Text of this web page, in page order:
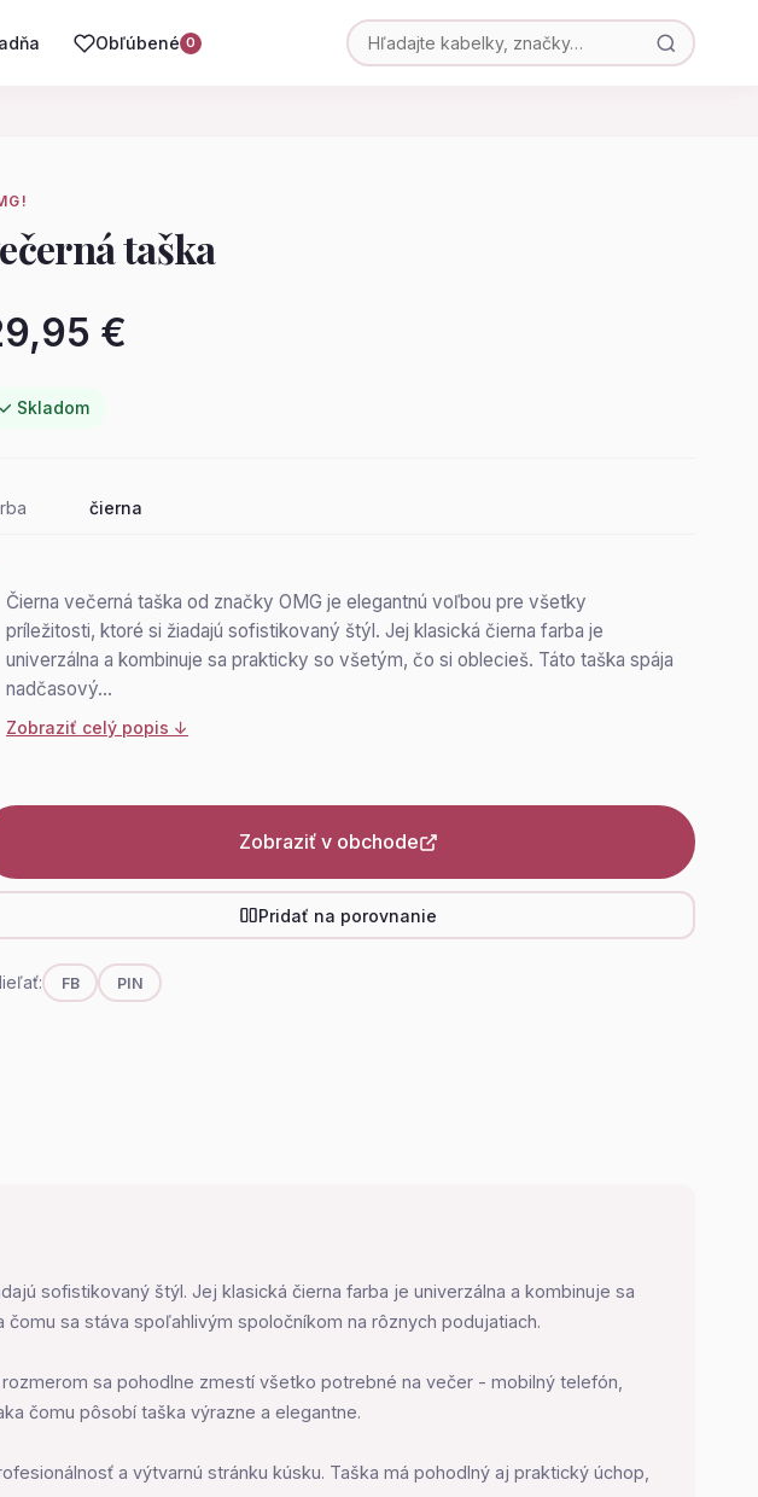
Obľúbené 0
taška
€
✓ Skladom
čierna
Čierna večerná taška od značky OMG je elegantnú voľbou pre všetky
príležitosti, ktoré si žiadajú sofistikovaný štýl. Jej klasická čierna farba je
univerzálna a kombinuje sa prakticky so všetým, čo si oblecieš. Táto taška spája
nadčasový…
Zobraziť celý popis ↓
Zobraziť v obchode
Pridať na porovnanie
FB PIN
sofistikovaný štýl. Jej klasická čierna farba je univerzálna a kombinuje sa
sa stáva spoľahlivým spoločníkom na rôznych podujatiach.
sa pohodlne zmestí všetko potrebné na večer - mobilný telefón,
čomu pôsobí taška výrazne a elegantne.
a výtvarnú stránku kúsku. Taška má pohodlný aj praktický úchop,